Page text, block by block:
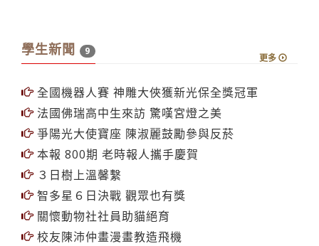
學生新聞 9
更多
全國機器人賽 神雕大俠獲新光保全獎冠軍
法國佛瑞高中生來訪 驚嘆宮燈之美
爭陽光大使寶座 陳淑麗鼓勵參與反菸
本報 800期 老時報人攜手慶賀
３日樹上溫馨繫
智多星６日決戰 觀眾也有獎
關懷動物社社員助貓絕育
校友陳沛仲畫漫畫教造飛機